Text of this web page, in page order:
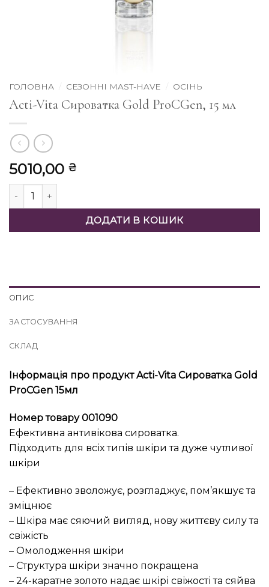
ГОЛОВНА СЕЗОННІ MAST-HAVE ОСІНЬ
Acti-Vita Сироватка Gold ProCGen, 15 мл
5010,00 ₴
Acti-Vita Сироватка Gold ProCGen, 15 мл кількість
ДОДАТИ В КОШИК
ОПИС
ЗАСТОСУВАННЯ
СКЛАД
Інформація про продукт Acti-Vita Сироватка Gold
ProCGen 15мл
Номер товару 001090
Ефективна антивікова сироватка.
Підходить для всіх типів шкіри та дуже чутливої ​​
шкіри
– Ефективно зволожує, розгладжує, пом’якшує та
зміцнює
– Шкіра має сяючий вигляд, нову життєву силу та
свіжість
– Омолодження шкіри
– Структура шкіри значно покращена
– 24-каратне золото надає шкірі свіжості та сяйва